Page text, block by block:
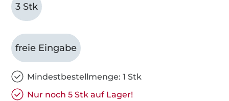
3 Stk
freie Eingabe
Mindestbestellmenge: 1 Stk
Nur noch 5 Stk auf Lager!